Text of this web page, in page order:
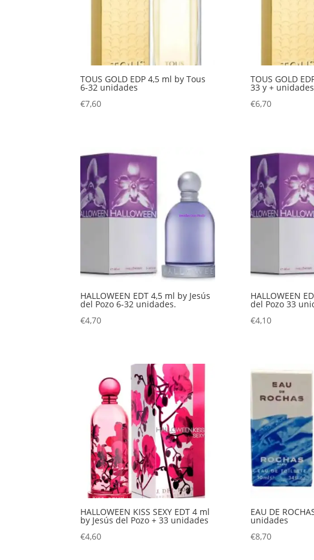
TOUS GOLD EDP 4,5 ml by Tous
6-32 unidades
€7,60
TOUS GOLD
33 y + unidades
€6,70
HALLOWEEN EDT 4,5 ml by Jesús
del Pozo 6-32 unidades.
€4,70
HALLOWEEN
del Pozo 33
€4,10
HALLOWEEN KISS SEXY EDT 4 ml
by Jesús del Pozo + 33 unidades
€4,60
EAU DE
unidades
€8,70